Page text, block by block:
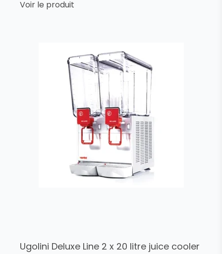
Voir le produit
Ugolini Deluxe Line 2 x 20 litre juice cooler